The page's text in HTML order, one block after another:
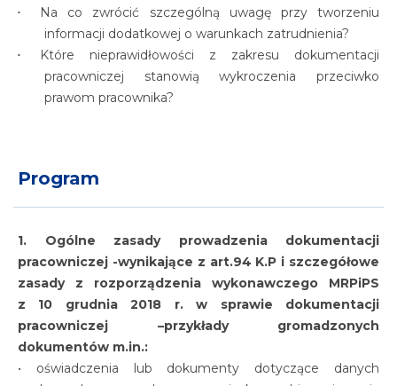
Na co zwrócić szczególną uwagę przy tworzeniu
informacji dodatkowej o warunkach zatrudnienia?
Które nieprawidłowości z zakresu dokumentacji
pracowniczej stanowią wykroczenia przeciwko
prawom pracownika?
Program
1. Ogólne zasady prowadzenia dokumentacji
pracowniczej -wynikające z art.94 K.P i szczegółowe
zasady z rozporządzenia wykonawczego MRPiPS
z 10 grudnia 2018 r. w sprawie dokumentacji
pracowniczej –przykłady gromadzonych
dokumentów m.in.:
• oświadczenia lub dokumenty dotyczące danych